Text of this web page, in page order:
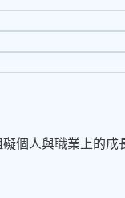
個人與職業上的成